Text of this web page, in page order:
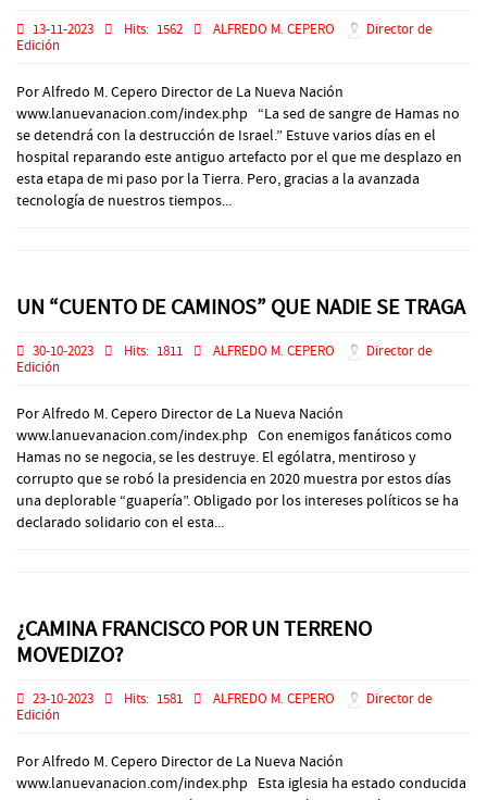
13-11-2023 Hits: 1562 ALFREDO M. CEPERO
Director de
Edición
Por Alfredo M. Cepero Director de La Nueva Nación
www.lanuevanacion.com/index.php “La sed de sangre de Hamas no
se detendrá con la destrucción de Israel.” Estuve varios días en el
hospital reparando este antiguo artefacto por el que me desplazo en
esta etapa de mi paso por la Tierra. Pero, gracias a la avanzada
tecnología de nuestros tiempos...
UN “CUENTO DE CAMINOS” QUE NADIE SE TRAGA
30-10-2023 Hits: 1811 ALFREDO M. CEPERO
Director de
Edición
Por Alfredo M. Cepero Director de La Nueva Nación
www.lanuevanacion.com/index.php Con enemigos fanáticos como
Hamas no se negocia, se les destruye. El ególatra, mentiroso y
corrupto que se robó la presidencia en 2020 muestra por estos días
una deplorable “guapería”. Obligado por los intereses políticos se ha
declarado solidario con el esta...
¿CAMINA FRANCISCO POR UN TERRENO
MOVEDIZO?
23-10-2023 Hits: 1581 ALFREDO M. CEPERO
Director de
Edición
Por Alfredo M. Cepero Director de La Nueva Nación
www.lanuevanacion.com/index.php Esta iglesia ha estado conducida